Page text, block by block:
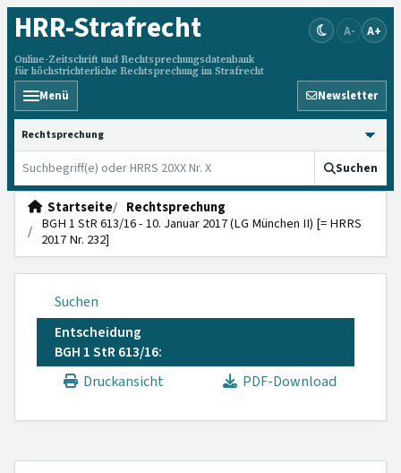
HRR-Strafrecht
Online-Zeitschrift und Rechtsprechungsdatenbank
für höchstrichterliche Rechtsprechung im Strafrecht
A- A+
Menü Newsletter
HRRS durchsuchen
Suchen
Startseite
Rechtsprechung
BGH 1 StR 613/16 - 10. Januar 2017 (LG München II) [= HRRS
2017 Nr. 232]
Suchen
Entscheidung
BGH 1 StR 613/16:
Druckansicht
PDF-Download